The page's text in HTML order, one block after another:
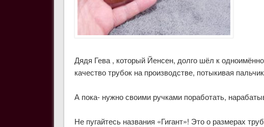
Дядя Гева , который Йенсен, долго шёл к
качество трубок на производстве, потыкивая
А пока- нужно своими ручками поработать,
Не пугайтесь названия «Гигант»! Это о размерах